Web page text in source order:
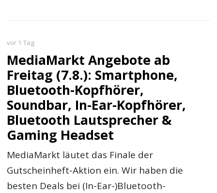
vor 1 Tag
MediaMarkt Angebote ab
Freitag (7.8.): Smartphone,
Bluetooth-Kopfhörer,
Soundbar, In-Ear-Kopfhörer,
Bluetooth Lautsprecher &
Gaming Headset
MediaMarkt läutet das Finale der
Gutscheinheft-Aktion ein. Wir haben die
besten Deals bei (In-Ear-)Bluetooth-